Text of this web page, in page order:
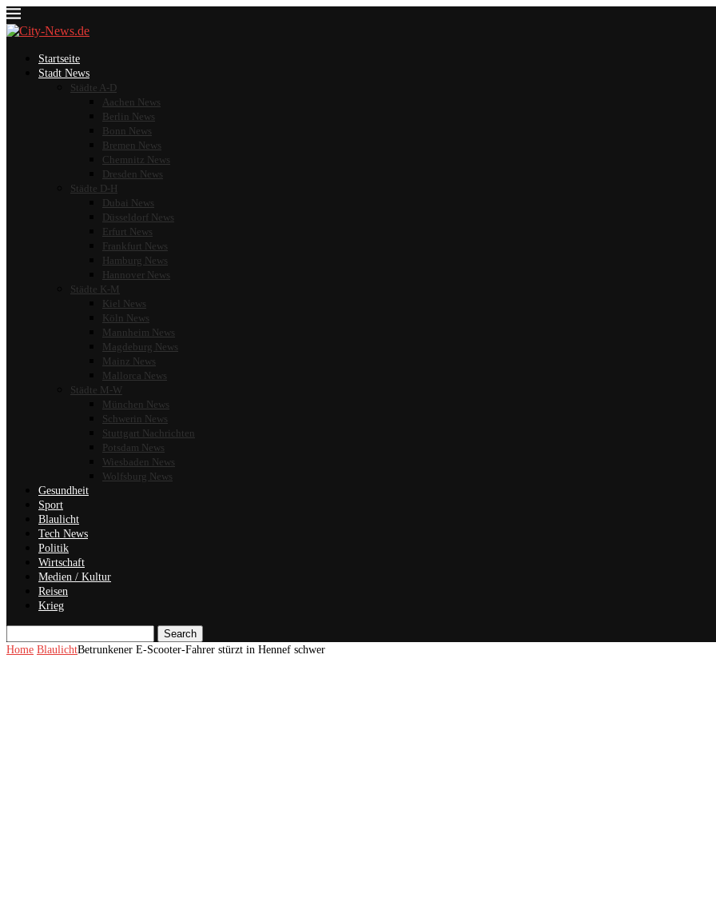
Startseite
Stadt News
Städte A-D
Aachen News
Berlin News
Bonn News
Bremen News
Chemnitz News
Dresden News
Städte D-H
Dubai News
Düsseldorf News
Erfurt News
Frankfurt News
Hamburg News
Hannover News
Städte K-M
Kiel News
Köln News
Mannheim News
Magdeburg News
Mainz News
Mallorca News
Städte M-W
München News
Schwerin News
Stuttgart Nachrichten
Potsdam News
Wiesbaden News
Wolfsburg News
Gesundheit
Sport
Blaulicht
Tech News
Politik
Wirtschaft
Medien / Kultur
Reisen
Krieg
Search
Home BlaulichtBetrunkener E-Scooter-Fahrer stürzt in Hennef schwer